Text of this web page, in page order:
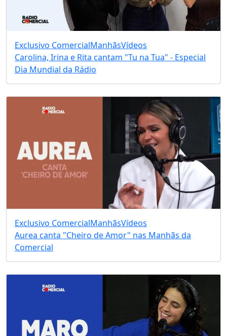
Exclusivo ComercialManhãsVídeos
Carolina, Irina e Rita cantam "Tu na Tua" - Especial
Dia Mundial da Rádio
Exclusivo ComercialManhãsVídeos
Aurea canta "Cheiro de Amor" nas Manhãs da
Comercial